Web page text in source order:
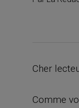
Cher
Comme